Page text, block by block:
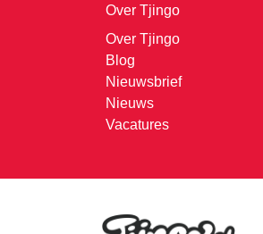
Over Tjingo
Over Tjingo
Blog
Nieuwsbrief
Nieuws
Vacatures